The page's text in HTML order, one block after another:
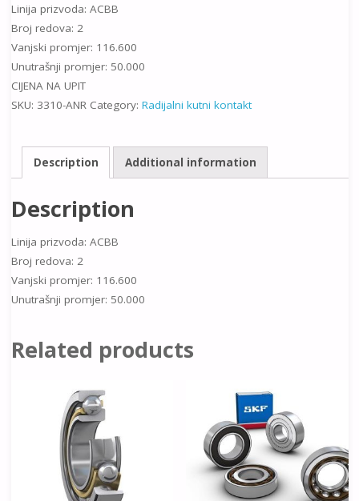
Linija prizvoda: ACBB
Broj redova: 2
Vanjski promjer: 116.600
Unutrašnji promjer: 50.000
CIJENA NA UPIT
SKU: 3310-ANR Category: Radijalni kutni kontakt
Description Additional information
Description
Linija prizvoda: ACBB
Broj redova: 2
Vanjski promjer: 116.600
Unutrašnji promjer: 50.000
Related products